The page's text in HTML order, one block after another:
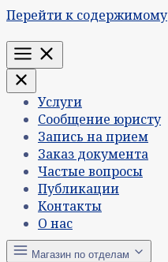
Перейти к содержимому
Меню
Услуги
Сообщение юристу
Запись на прием
Заказ документа
Частые вопросы
Публикации
Контакты
О нас
Магазин по отделам